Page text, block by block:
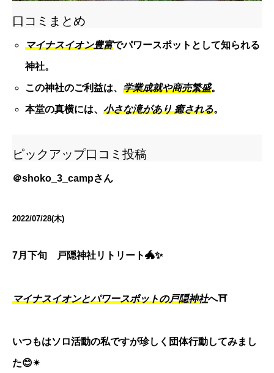
口コミまとめ
マイナスイオン豊富でパワースポットとして知られる
神社。
この神社のご利益は、 学業成就や商売繁盛。
本堂の真横には、 小さな滝があり 癒される。
ピックアップ口コミ投稿
＠shoko_3_campさん
2022/07/28(木)
7月下旬 戸隠神社リトリート🐲✨
マイナスイオンとパワースポットの戸隠神社へ⛩️
いつもはソロ活動の私ですが珍しく団体行動してみまし
た😊✴